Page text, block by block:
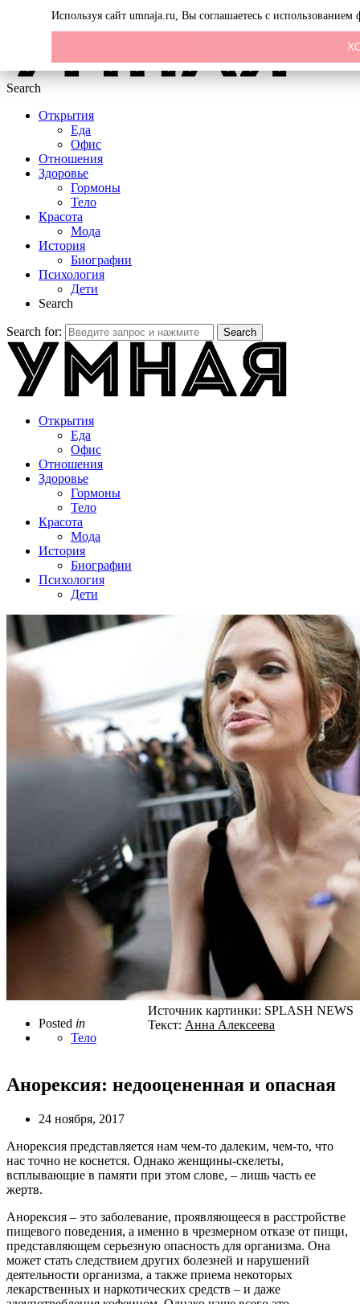
Search
Открытия
Еда
Офис
Отношения
Здоровье
Гормоны
Тело
Красота
Мода
История
Биографии
Психология
Дети
Search
Search for: Search
Открытия
Еда
Офис
Отношения
Здоровье
Гормоны
Тело
Красота
Мода
История
Биографии
Психология
Дети
Posted in
Тело
Источник картинки: SPLASH NEWS
Текст: Анна Алексеева
Анорексия: недооцененная и опасная
24 ноября, 2017
Анорексия представляется нам чем-то далеким, чем-то, что
нас точно не коснется. Однако женщины-скелеты,
всплывающие в памяти при этом слове, – лишь часть ее
жертв.
Анорексия – это заболевание, проявляющееся в расстройстве
пищевого поведения, а именно в чрезмерном отказе от пищи,
представляющем серьезную опасность для организма. Она
может стать следствием других болезней и нарушений
деятельности организма, а также приема некоторых
лекарственных и наркотических средств – и даже
Используя сайт umnaja.ru, Вы соглашаетесь с использованием